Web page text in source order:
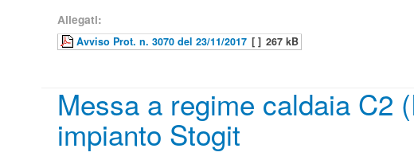
Allegati:
Avviso Prot. n. 3070 del 23/11/2017 [ ] 267 kB
Messa a regime caldaia C2
impianto Stogit